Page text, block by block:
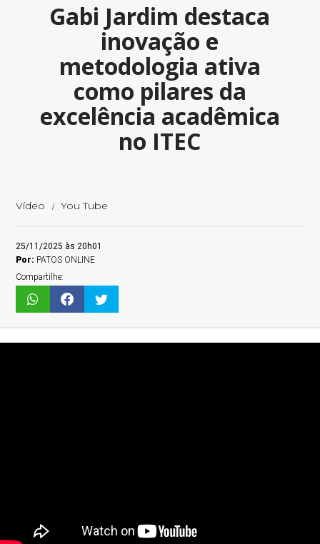
Gabi Jardim destaca
inovação e
metodologia ativa
como pilares da
excelência acadêmica
no ITEC
Vídeo You Tube
25/11/2025 às 20h01
Por: PATOS ONLINE
Compartilhe: